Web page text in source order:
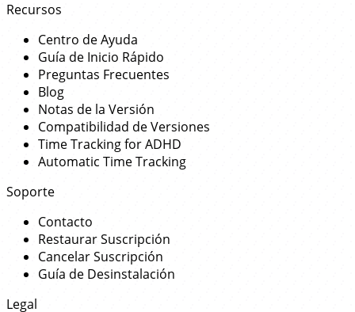
Recursos
Centro de Ayuda
Guía de Inicio Rápido
Preguntas Frecuentes
Blog
Notas de la Versión
Compatibilidad de Versiones
Time Tracking for ADHD
Automatic Time Tracking
Soporte
Contacto
Restaurar Suscripción
Cancelar Suscripción
Guía de Desinstalación
Legal